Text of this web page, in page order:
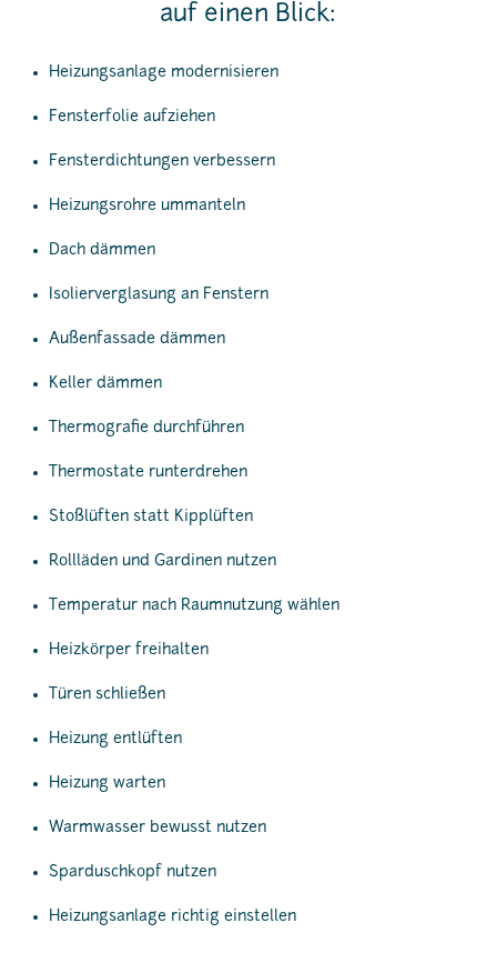
auf einen Blick:
Heizungsanlage modernisieren
Fensterfolie aufziehen
Fensterdichtungen verbessern
Heizungsrohre ummanteln
Dach dämmen
Isolierverglasung an Fenstern
Außenfassade dämmen
Keller dämmen
Thermografie durchführen
Thermostate runterdrehen
Stoßlüften statt Kipplüften
Rollläden und Gardinen nutzen
Temperatur nach Raumnutzung wählen
Heizkörper freihalten
Türen schließen
Heizung entlüften
Heizung warten
Warmwasser bewusst nutzen
Sparduschkopf nutzen
Heizungsanlage richtig einstellen